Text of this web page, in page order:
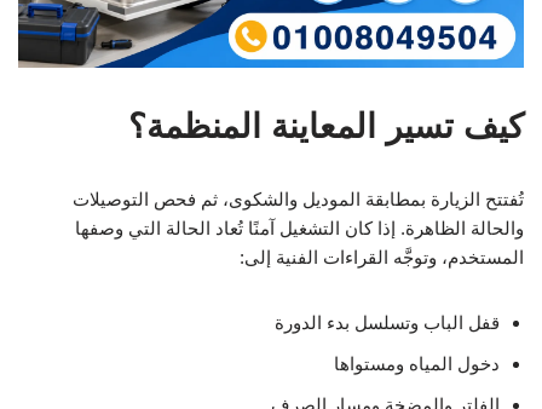
كيف تسير المعاينة المنظمة؟
تُفتتح الزيارة بمطابقة الموديل والشكوى، ثم فحص التوصيلات
والحالة الظاهرة. إذا كان التشغيل آمنًا تُعاد الحالة التي وصفها
المستخدم، وتوجَّه القراءات الفنية إلى:
قفل الباب وتسلسل بدء الدورة
دخول المياه ومستواها
الفلتر والمضخة ومسار الصرف